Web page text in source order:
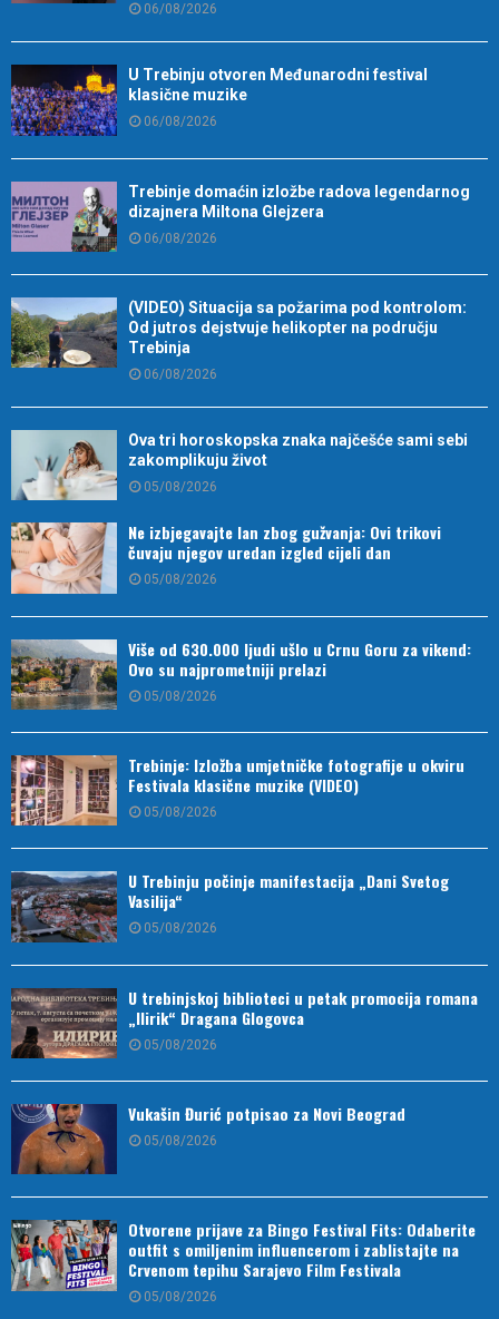
06/08/2026
U Trebinju otvoren Međunarodni festival
klasične muzike
06/08/2026
Trebinje domaćin izložbe radova legendarnog
dizajnera Miltona Glejzera
06/08/2026
(VIDEO) Situacija sa požarima pod kontrolom:
Od jutros dejstvuje helikopter na području
Trebinja
06/08/2026
Ova tri horoskopska znaka najčešće sami sebi
zakomplikuju život
05/08/2026
Ne izbjegavajte lan zbog gužvanja: Ovi trikovi
čuvaju njegov uredan izgled cijeli dan
05/08/2026
Više od 630.000 ljudi ušlo u Crnu Goru za vikend:
Ovo su najprometniji prelazi
05/08/2026
Trebinje: Izložba umjetničke fotografije u okviru
Festivala klasične muzike (VIDEO)
05/08/2026
U Trebinju počinje manifestacija „Dani Svetog
Vasilija“
05/08/2026
U trebinjskoj biblioteci u petak promocija romana
„Ilirik“ Dragana Glogovca
05/08/2026
Vukašin Đurić potpisao za Novi Beograd
05/08/2026
Otvorene prijave za Bingo Festival Fits: Odaberite
outfit s omiljenim influencerom i zablistajte na
Crvenom tepihu Sarajevo Film Festivala
05/08/2026